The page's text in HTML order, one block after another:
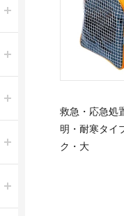
救急・応急処
明・耐寒タ
ク・大